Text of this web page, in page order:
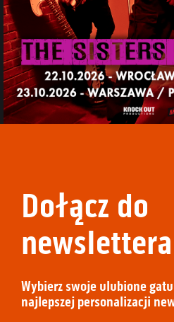
Dołącz do
Wybierz swoje ulubione
najlepszej personalizacji